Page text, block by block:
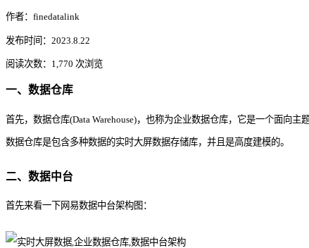
作者：finedatalink
发布时间：2023.8.22
阅读次数：1,770 次浏览
一、数据仓库
首先，数据仓库(Data Warehouse)，也称为企业数据仓库，它是一个面向
数据仓库是包含多种数据的实时大屏数据存储库，并且是高度建模的。
二、数据中台
首先来看一下网易数据中台架构图：